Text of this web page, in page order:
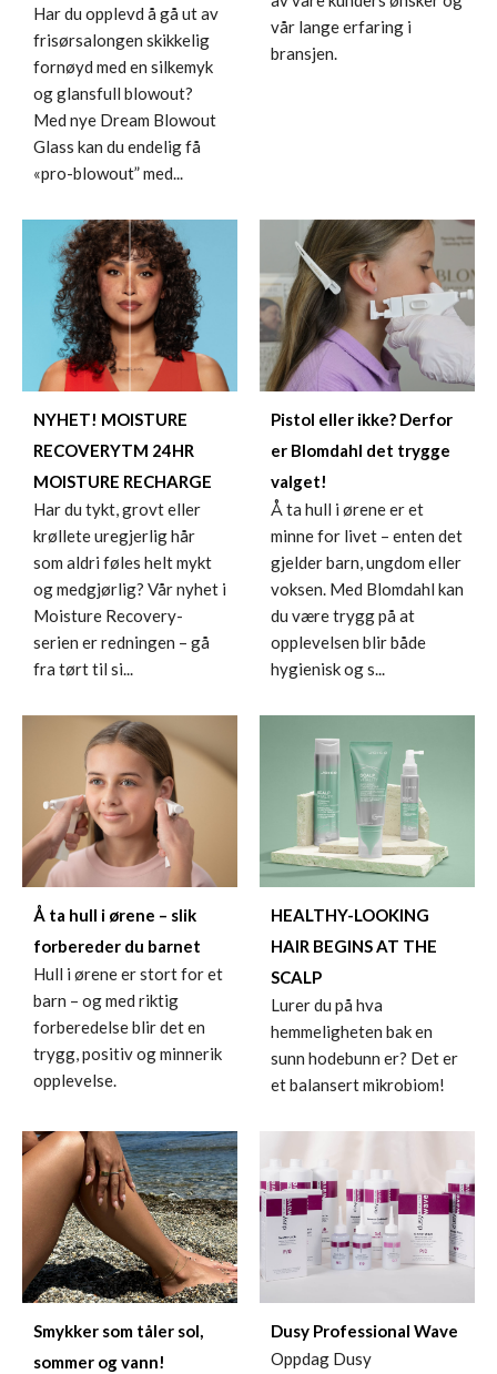
Har du opplevd å gå ut av
frisørsalongen skikkelig
fornøyd med en silkemyk
og glansfull blowout?
Med nye Dream Blowout
Glass kan du endelig få
«pro-blowout” med...
vår lange erfaring i
bransjen.
NYHET! MOISTURE
RECOVERYTM 24HR
MOISTURE RECHARGE
Har du tykt, grovt eller
krøllete uregjerlig hår
som aldri føles helt mykt
og medgjørlig? Vår nyhet i
Moisture Recovery-
serien er redningen – gå
fra tørt til si...
Pistol eller ikke? Derfor
er Blomdahl det trygge
valget!
Å ta hull i ørene er et
minne for livet – enten det
gjelder barn, ungdom eller
voksen. Med Blomdahl kan
du være trygg på at
opplevelsen blir både
hygienisk og s...
Å ta hull i ørene – slik
forbereder du barnet
Hull i ørene er stort for et
barn – og med riktig
forberedelse blir det en
trygg, positiv og minnerik
opplevelse.
HEALTHY-LOOKING
HAIR BEGINS AT THE
SCALP
Lurer du på hva
hemmeligheten bak en
sunn hodebunn er? Det er
et balansert mikrobiom!
Smykker som tåler sol,
sommer og vann!
Dusy Professional Wave
Oppdag Dusy